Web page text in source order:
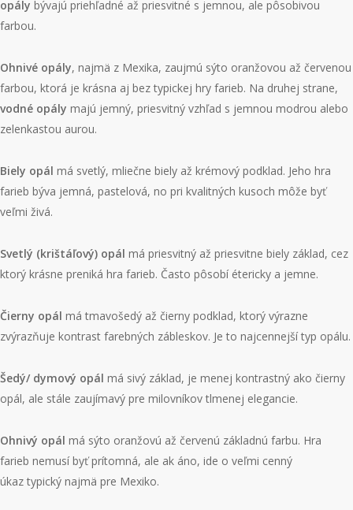
opály bývajú priehľadné až priesvitné s jemnou, ale pôsobivou
farbou.
Ohnivé opály, najmä z Mexika, zaujmú sýto oranžovou až červenou
farbou, ktorá je krásna aj bez typickej hry farieb. Na druhej strane,
vodné opály majú jemný, priesvitný vzhľad s jemnou modrou alebo
zelenkastou aurou.
Biely opál má svetlý, mliečne biely až krémový podklad. Jeho hra
farieb býva jemná, pastelová, no pri kvalitných kusoch môže byť
veľmi živá.
Svetlý (krištáľový) opál má priesvitný až priesvitne biely základ, cez
ktorý krásne preniká hra farieb. Často pôsobí étericky a jemne.
Čierny opál má tmavošedý až čierny podklad, ktorý výrazne
zvýrazňuje kontrast farebných zábleskov. Je to najcennejší typ opálu.
Šedý/ dymový opál má sivý základ, je menej kontrastný ako čierny
opál, ale stále zaujímavý pre milovníkov tlmenej elegancie.
Ohnivý opál má sýto oranžovú až červenú základnú farbu. Hra
farieb nemusí byť prítomná, ale ak áno, ide o veľmi cenný
úkaz typický najmä pre Mexiko.